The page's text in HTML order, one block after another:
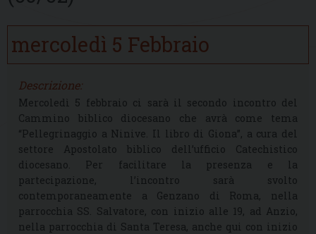
mercoledì 5 Febbraio
Descrizione:
Mercoledì 5 febbraio ci sarà il secondo incontro del
Cammino biblico diocesano che avrà come tema
“Pellegrinaggio a Ninive. Il libro di Giona”, a cura del
settore Apostolato biblico dell’ufficio Catechistico
diocesano. Per facilitare la presenza e la
partecipazione, l’incontro sarà svolto
contemporaneamente a Genzano di Roma, nella
parrocchia SS. Salvatore, con inizio alle 19, ad Anzio,
nella parrocchia di Santa Teresa, anche qui con inizio